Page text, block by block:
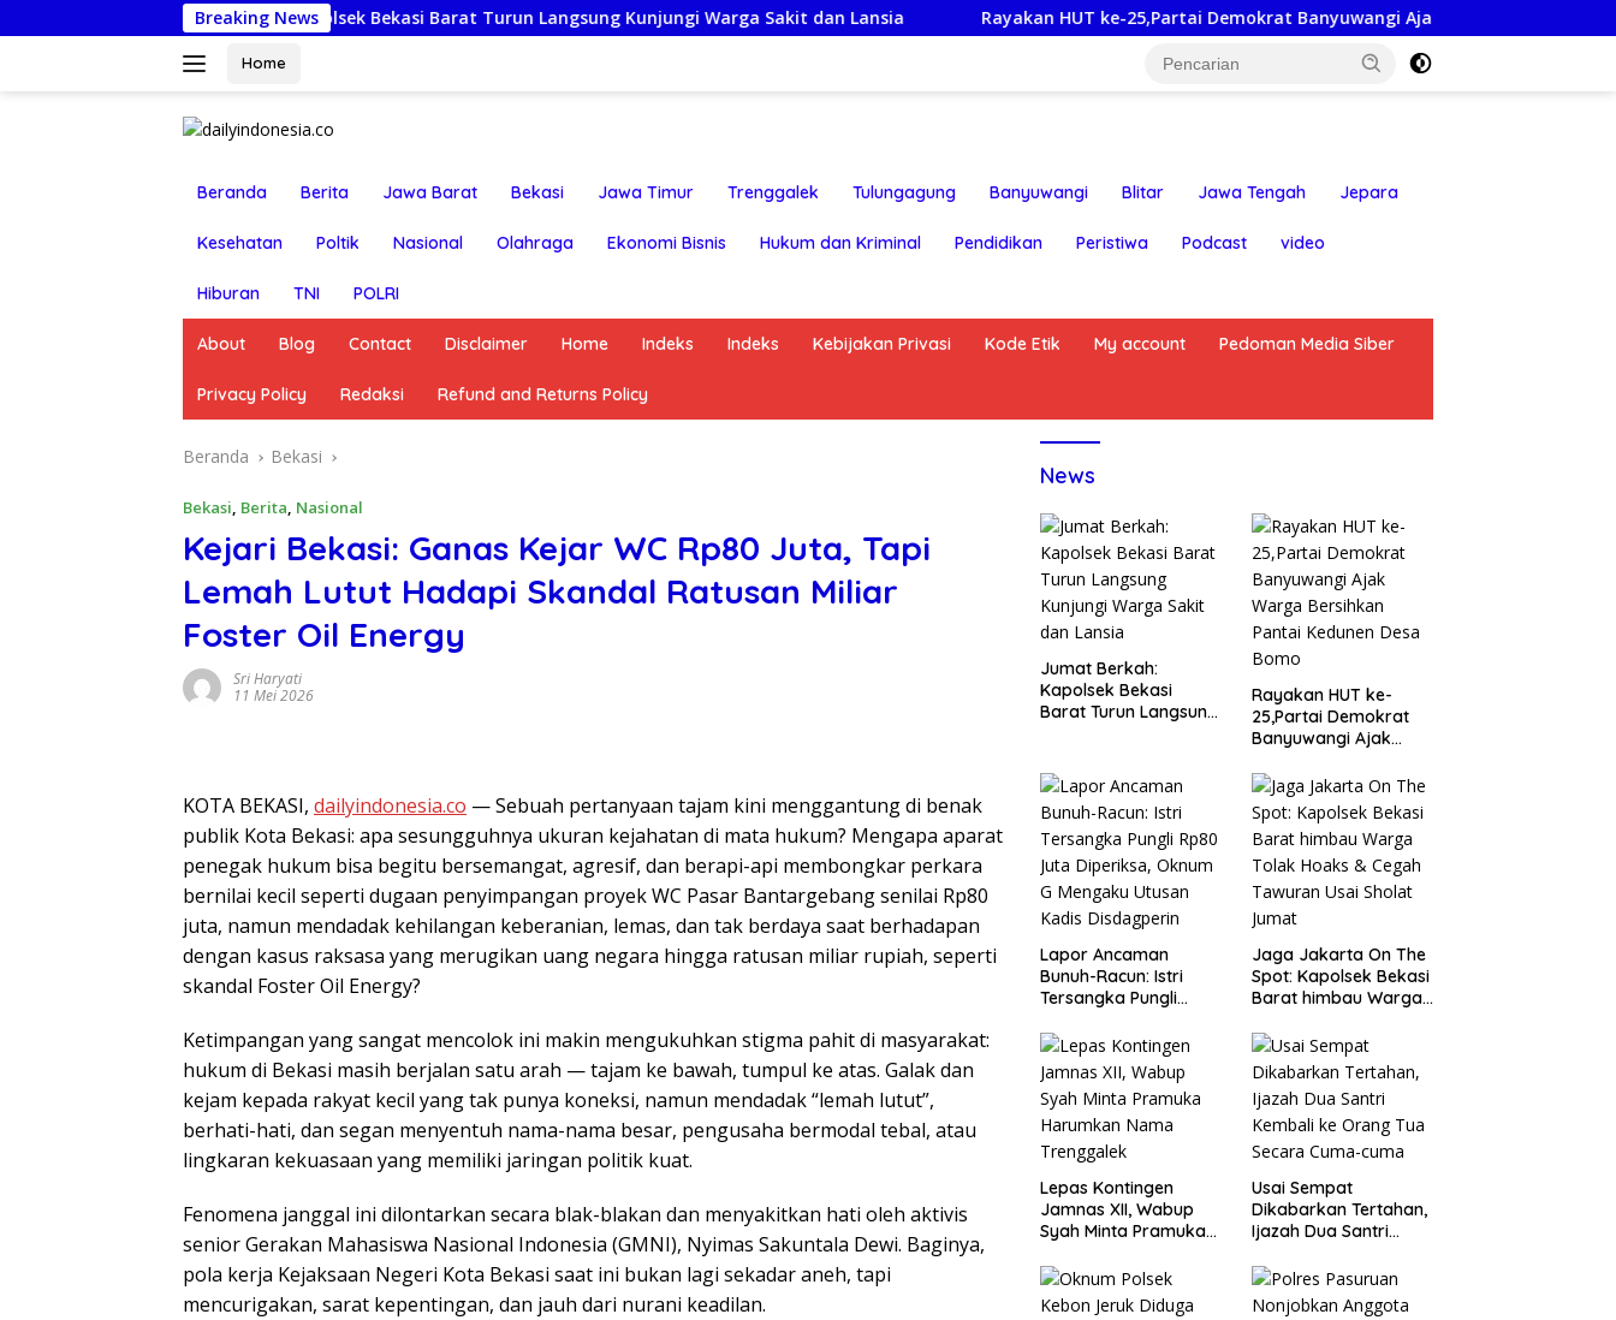
ke
Breaking News
Jumat Berkah: Kapolsek Bekasi Barat Turun Langsung Kunjungi Warga Sakit dan Lansia Rayakan HUT ke-25,Partai Demokrat Banyuwangi Ajak Warga Bersihkan Pantai Kedunen
Home
Beranda Berita Jawa Barat Bekasi Jawa Timur Trenggalek Tulungagung Banyuwangi Blitar Jawa Tengah Jepara
Kesehatan Poltik Nasional Olahraga Ekonomi Bisnis Hukum dan Kriminal Pendidikan Peristiwa Podcast video
Hiburan TNI POLRI
About Blog Contact Disclaimer Home Indeks Indeks Kebijakan Privasi Kode Etik My account Pedoman Media Siber
Privacy Policy Redaksi Refund and Returns Policy
Beranda Bekasi
Bekasi, Berita, Nasional
Kejari Bekasi: Ganas Kejar WC Rp80 Juta, Tapi
Lemah Lutut Hadapi Skandal Ratusan Miliar
Foster Oil Energy
Sri Haryati
11 Mei 2026
KOTA BEKASI, dailyindonesia.co — Sebuah pertanyaan tajam kini menggantung di benak
publik Kota Bekasi: apa sesungguhnya ukuran kejahatan di mata hukum? Mengapa aparat
penegak hukum bisa begitu bersemangat, agresif, dan berapi-api membongkar perkara
bernilai kecil seperti dugaan penyimpangan proyek WC Pasar Bantargebang senilai Rp80
juta, namun mendadak kehilangan keberanian, lemas, dan tak berdaya saat berhadapan
dengan kasus raksasa yang merugikan uang negara hingga ratusan miliar rupiah, seperti
skandal Foster Oil Energy?
Ketimpangan yang sangat mencolok ini makin mengukuhkan stigma pahit di masyarakat:
hukum di Bekasi masih berjalan satu arah — tajam ke bawah, tumpul ke atas. Galak dan
kejam kepada rakyat kecil yang tak punya koneksi, namun mendadak “lemah lutut”,
berhati-hati, dan segan menyentuh nama-nama besar, pengusaha bermodal tebal, atau
lingkaran kekuasaan yang memiliki jaringan politik kuat.
Fenomena janggal ini dilontarkan secara blak-blakan dan menyakitkan hati oleh aktivis
senior Gerakan Mahasiswa Nasional Indonesia (GMNI), Nyimas Sakuntala Dewi. Baginya,
pola kerja Kejaksaan Negeri Kota Bekasi saat ini bukan lagi sekadar aneh, tapi
mencurigakan, sarat kepentingan, dan jauh dari nurani keadilan.
News
Jumat Berkah:
Kapolsek Bekasi
Barat Turun Langsung
Rayakan HUT ke-
25,Partai Demokrat
Banyuwangi Ajak
Pantai Kedunen Desa
Bomo
Lapor Ancaman
Bunuh-Racun: Istri
Tersangka Pungli
Oknum G Mengaku
Utusan Kadis
Disdagperin
Jaga Jakarta On The
Spot: Kapolsek Bekasi
Barat himbau Warga
Tawuran Usai Sholat
Jumat
Lepas Kontingen
Jamnas XII, Wabup
Syah Minta Pramuka
Trenggalek
Usai Sempat
Dikabarkan Tertahan,
Ijazah Dua Santri
Secara Cuma-cuma